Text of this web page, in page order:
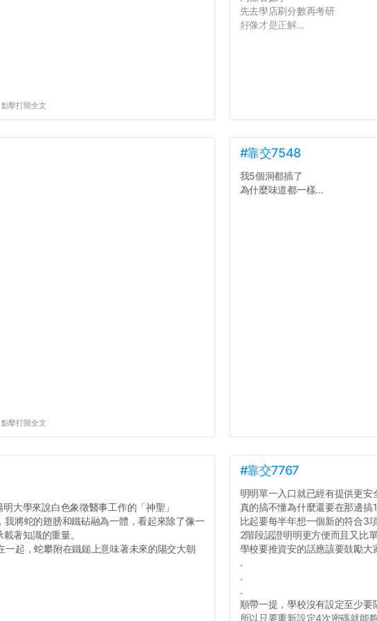
點擊打開全文
先去學店刷分數再考研
好像才是正解...
點擊打開全文
#靠交7548
我5個洞都插了
為什麼味道都一樣...
大學來說白色象徵醫事工作的「神聖」
將蛇的翅膀和鐵砧融為一體，看起來除了像一
著知識的重量。
起，蛇攀附在鐵鎚上意味著未來的陽交大朝
#靠交7767
明明單一入口就已經有提供更安
真的搞不懂為什麼還要在那邊搞
比起要每半年想一個新的符合3
2階段認證明明更方便而且又比
學校要推資安的話應該要鼓勵大
.
.
.
順帶一提，學校沒有設定至少
所以只要重新設定4次密碼就能